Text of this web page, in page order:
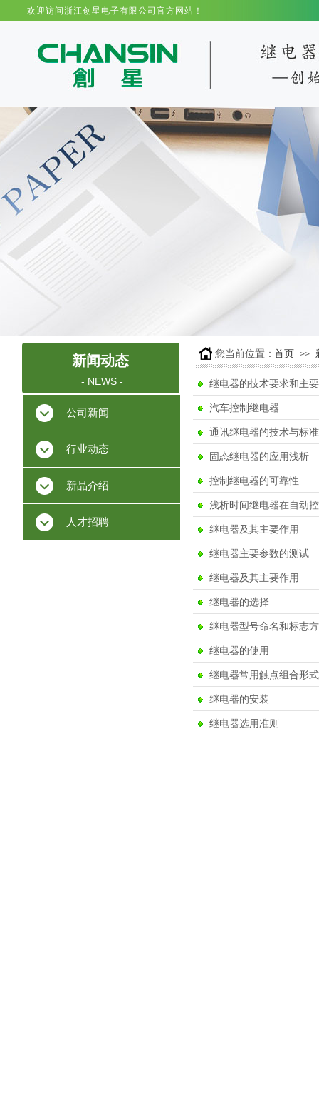
欢迎访问浙江创星电子有限公司官方网站！
. 您当前位置：首页 >>
新闻动态
继电器的技术要求和主
汽车控制继电器
通讯继电器的技术与标准
固态继电器的应用浅析
控制继电器的可靠性
浅析时间继电器在自动
继电器及其主要作用
继电器主要参数的测试
继电器及其主要作用
继电器的选择
继电器型号命名和标志
继电器的使用
继电器常用触点组合形式
继电器的安装
继电器选用准则
- NEWS -
公司新闻
行业动态
新品介绍
人才招聘